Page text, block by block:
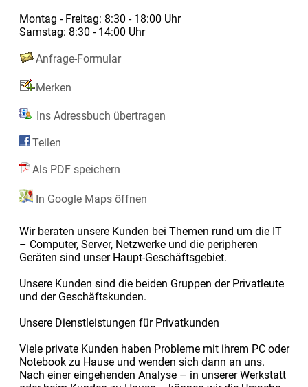
Montag - Freitag: 8:30 - 18:00 Uhr
Samstag: 8:30 - 14:00 Uhr
Anfrage-Formular
Merken
Ins Adressbuch übertragen
Teilen
Als PDF speichern
In Google Maps öffnen
Wir beraten unsere Kunden bei Themen rund um die IT
– Computer, Server, Netzwerke und die peripheren
Geräten sind unser Haupt-Geschäftsgebiet.
Unsere Kunden sind die beiden Gruppen der Privatleute
und der Geschäftskunden.
Unsere Dienstleistungen für Privatkunden
Viele private Kunden haben Probleme mit ihrem PC oder
Notebook zu Hause und wenden sich dann an uns.
Nach einer eingehenden Analyse – in unserer Werkstatt